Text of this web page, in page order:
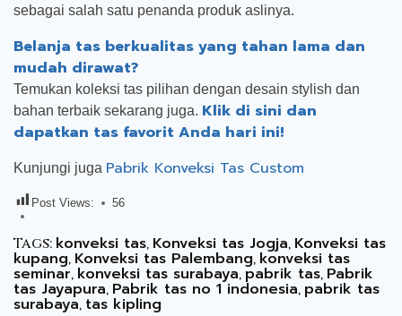
sebagai salah satu penanda produk aslinya.
Belanja tas berkualitas yang tahan lama dan
mudah dirawat?
Temukan koleksi tas pilihan dengan desain stylish dan
bahan terbaik sekarang juga. Klik di sini dan
dapatkan tas favorit Anda hari ini!
Kunjungi juga Pabrik Konveksi Tas Custom
Post Views: 56
Tags: konveksi tas, Konveksi tas Jogja, Konveksi tas
kupang, Konveksi tas Palembang, konveksi tas
seminar, konveksi tas surabaya,pabrik tas, Pabrik
tas Jayapura, Pabrik tas no 1 indonesia, pabrik tas
surabaya, tas kipling